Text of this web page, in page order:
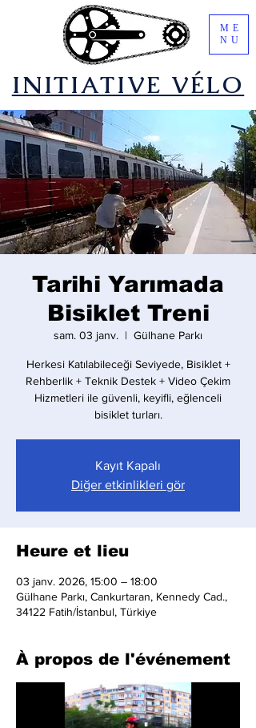
​INITIATIVE VÉLO
ME
NU
Tarihi Yarımada
Bisiklet Treni
sam. 03 janv.
  |
Gülhane Parkı
Herkesi Katılabileceği Seviyede, Bisiklet +
Rehberlik + Teknik Destek + Video Çekim
Hizmetleri ile güvenli, keyifli, eğlenceli
bisiklet turları.
Kayıt Kapalı
Diğer etkinlikleri gör
Heure et lieu
03 janv. 2026, 15:00 – 18:00
Gülhane Parkı, Cankurtaran, Kennedy Cad.,
34122 Fatih/İstanbul, Türkiye
À propos de l'événement